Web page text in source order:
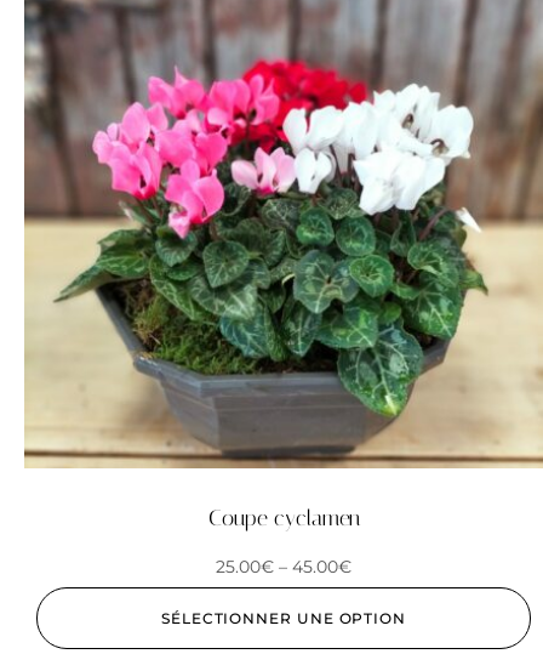
Coupe cyclamen
25.00€ – 45.00€
SÉLECTIONNER UNE OPTION